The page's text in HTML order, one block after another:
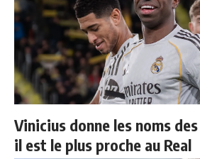
Vinicius donne les noms
il est le plus proche au Real